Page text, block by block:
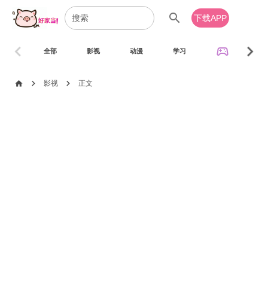
search 下载APP
全部 影视 动漫 学习 sports_esports
chevron_left chevron_right
home chevron_right 影视 chevron_right 正文